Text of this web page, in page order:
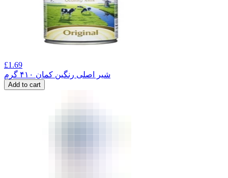
£1.69
شیر اصلی رنگین کمان ۴۱۰ گرم
Add to cart